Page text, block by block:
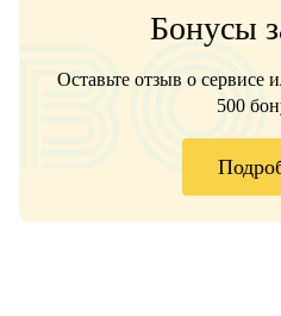
Бонусы
Оставьте отзыв о сервисе
500